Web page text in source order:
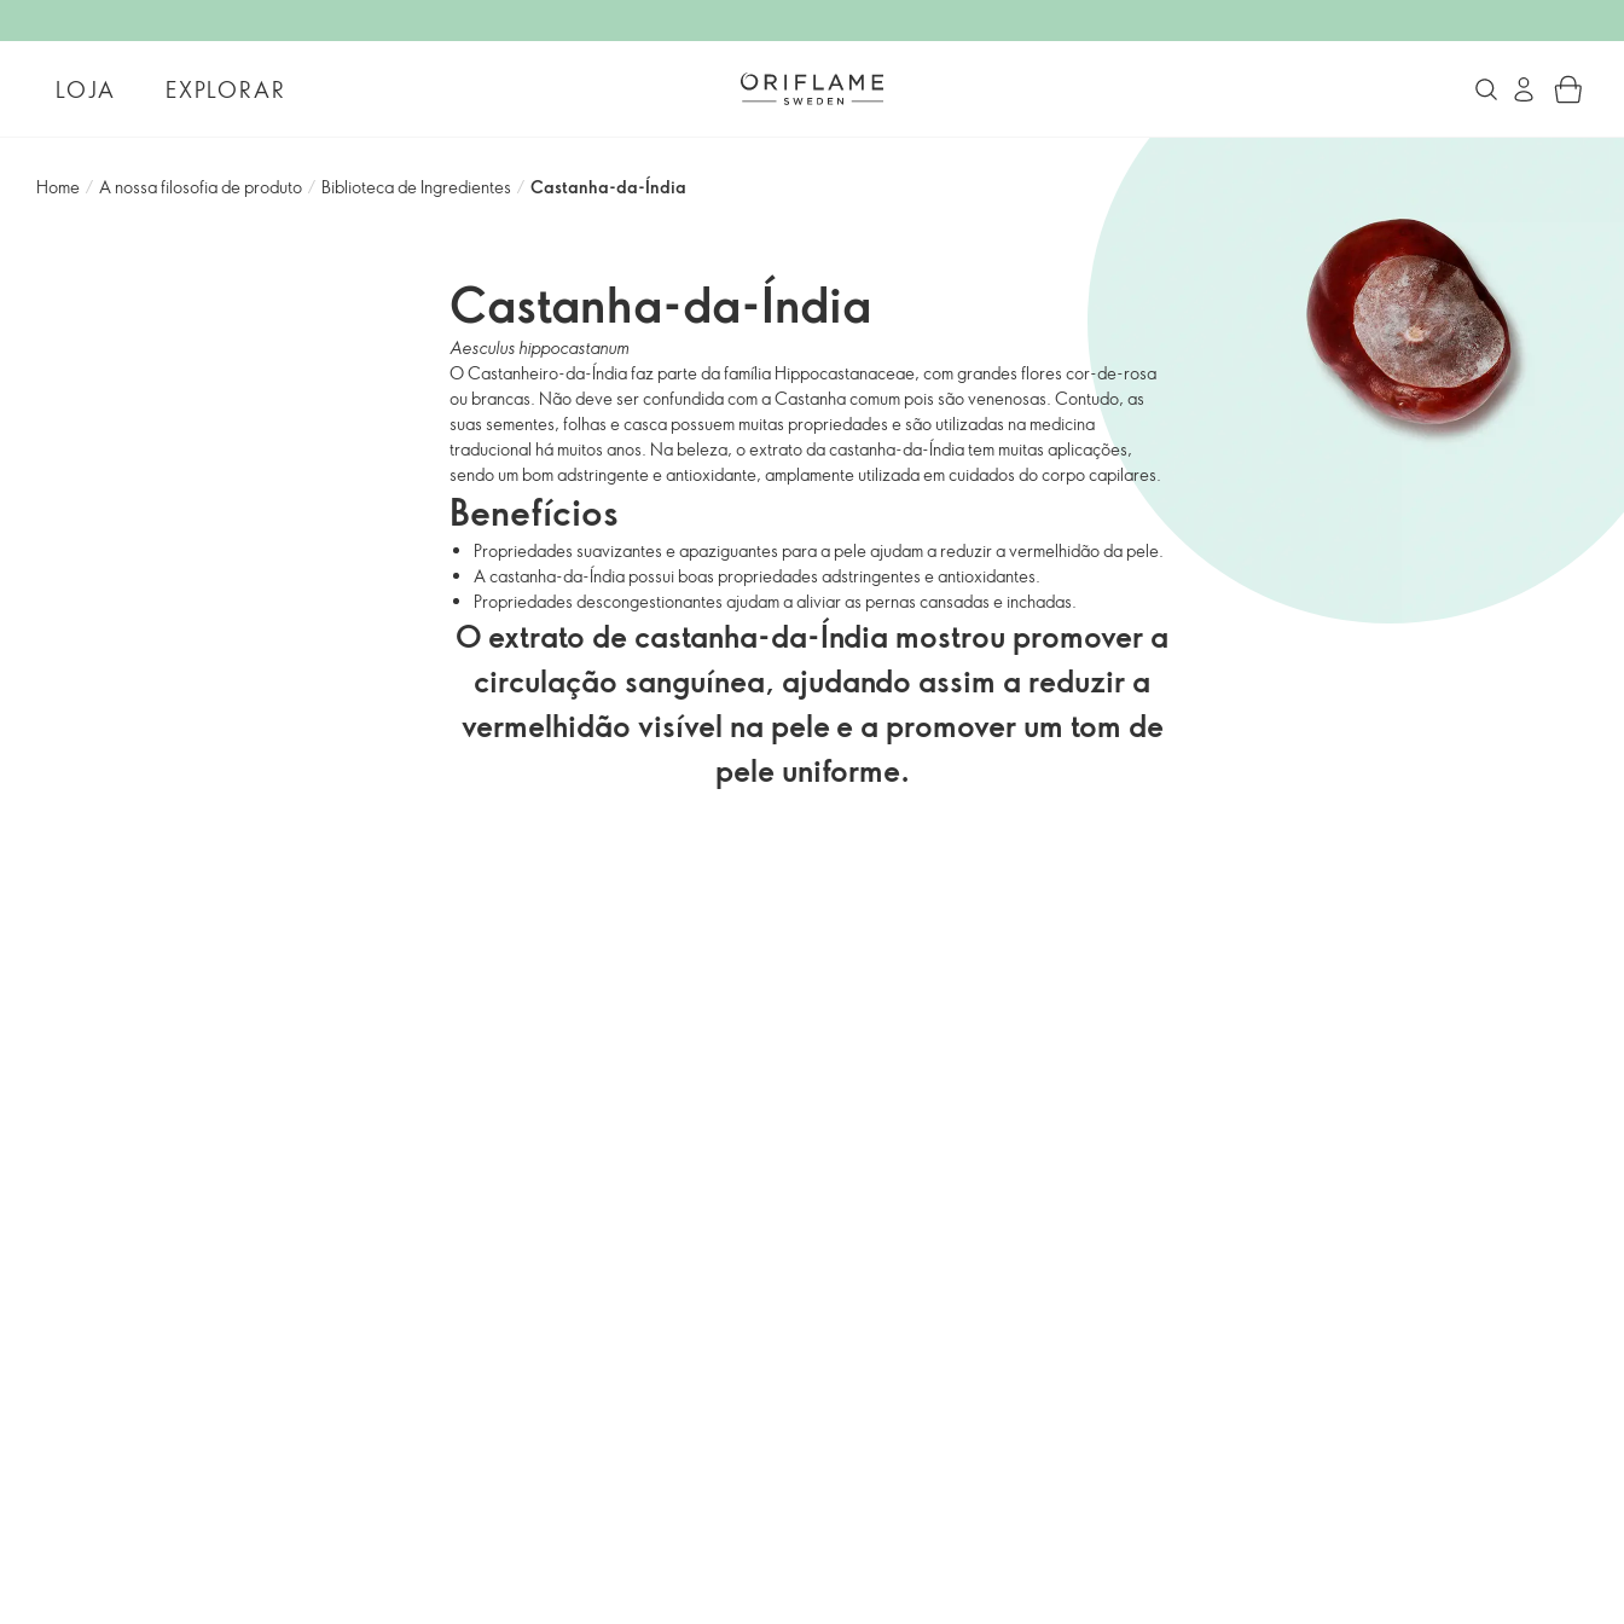
LOJA EXPLORAR
Home / A nossa filosofia de produto / Biblioteca de Ingredientes / Castanha-da-Índia
Castanha-da-Índia
Aesculus hippocastanum
O Castanheiro-da-Índia faz parte da família Hippocastanaceae, com grandes flores cor-de-rosa
ou brancas. Não deve ser confundida com a Castanha comum pois são venenosas. Contudo, as
suas sementes, folhas e casca possuem muitas propriedades e são utilizadas na medicina
traducional há muitos anos. Na beleza, o extrato da castanha-da-Índia tem muitas aplicações,
sendo um bom adstringente e antioxidante, amplamente utilizada em cuidados do corpo capilares.
Benefícios
Propriedades suavizantes e apaziguantes para a pele ajudam a reduzir a vermelhidão da pele.
A castanha-da-Índia possui boas propriedades adstringentes e antioxidantes.
Propriedades descongestionantes ajudam a aliviar as pernas cansadas e inchadas.
O extrato de castanha-da-Índia mostrou promover a
circulação sanguínea, ajudando assim a reduzir a
vermelhidão visível na pele e a promover um tom de
pele uniforme.